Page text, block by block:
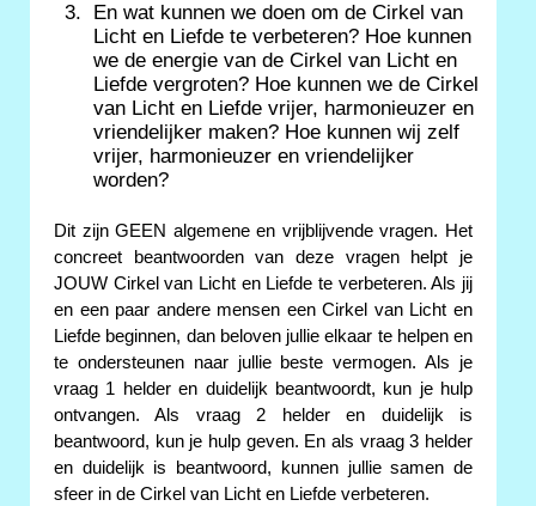
En wat kunnen we doen om de Cirkel van
Licht en Liefde te verbeteren? Hoe kunnen
we de energie van de Cirkel van Licht en
Liefde vergroten? Hoe kunnen we de Cirkel
van Licht en Liefde vrijer, harmonieuzer en
vriendelijker maken? Hoe kunnen wij zelf
vrijer, harmonieuzer en vriendelijker
worden?
Dit zijn GEEN algemene en vrijblijvende vragen. Het
concreet beantwoorden van deze vragen helpt je
JOUW Cirkel van Licht en Liefde te verbeteren. Als jij
en een paar andere mensen een Cirkel van Licht en
Liefde beginnen, dan beloven jullie elkaar te helpen en
te ondersteunen naar jullie beste vermogen. Als je
vraag 1 helder en duidelijk beantwoordt, kun je hulp
ontvangen. Als vraag 2 helder en duidelijk is
beantwoord, kun je hulp geven. En als vraag 3 helder
en duidelijk is beantwoord, kunnen jullie samen de
sfeer in de Cirkel van Licht en Liefde verbeteren.